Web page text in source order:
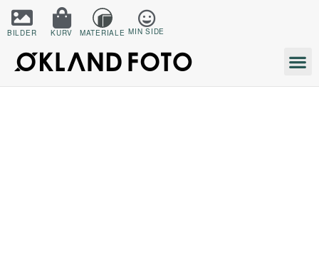
BILDER KURV MATERIALE MIN SIDE